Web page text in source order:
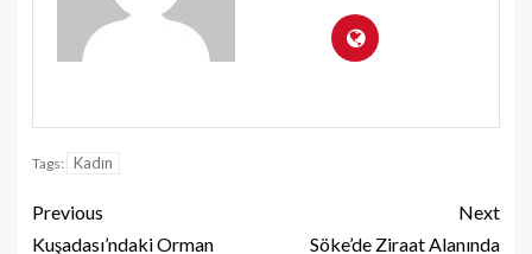
Tags: Kadın
Previous
Kuşadası’ndaki Orman
Next
Söke’de Ziraat Alanında